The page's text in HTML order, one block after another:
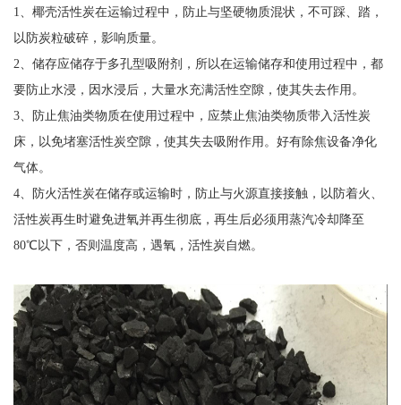
1、椰壳活性炭在运输过程中，防止与坚硬物质混状，不可踩、踏，
以防炭粒破碎，影响质量。
2、储存应储存于多孔型吸附剂，所以在运输储存和使用过程中，都
要防止水浸，因水浸后，大量水充满活性空隙，使其失去作用。
3、防止焦油类物质在使用过程中，应禁止焦油类物质带入活性炭
床，以免堵塞活性炭空隙，使其失去吸附作用。好有除焦设备净化
气体。
4、防火活性炭在储存或运输时，防止与火源直接接触，以防着火、
活性炭再生时避免进氧并再生彻底，再生后必须用蒸汽冷却降至
80℃以下，否则温度高，遇氧，活性炭自燃。